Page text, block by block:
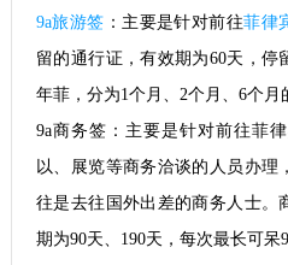
9a旅游签 ：主要是针对前往菲律
留的通行证，有效期为60天，停
年菲，分为1个月、2个月、6个月
9a商务签：主要是针对前往菲
以、展览等商务洽谈的人员办理
往是去往国外出差的商务人士。
期为90天、190天，每次最长可